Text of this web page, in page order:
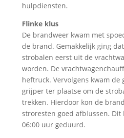
hulpdiensten.
Flinke klus
De brandweer kwam met
de brand. Gemakkelijk ging
strobalen eerst uit de
worden. De
heftruck. Vervolgens kwam de
grijper ter plaatse om de
trekken. Hierdoor kon de
stroresten goed afblussen. Dit
06:00 uur geduurd.